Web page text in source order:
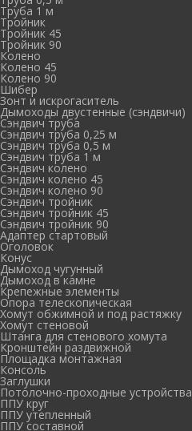
Труба 1 м
Тройник
Тройник 45
Тройник 90
Колено
Колено 45
Колено 90
Шибер
Зонт и искрогаситель
Дымоходы двустенные (сэндвичи)
Сэндвич труба
Сэндвич труба 0,25 м
Сэндвич труба 0,5 м
Сэндвич труба 1 м
Сэндвич колено
Сэндвич колено 45
Сэндвич колено 90
Сэндвич тройник
Сэндвич тройник 45
Сэндвич тройник 90
Адаптер стартовый
Оголовок
Конус
Дымоход чугунный
Дымоход в камне
Крепежные элементы
Опора телескопическая
Хомут обжимной и под растяжку
Хомут стеновой
Штанга для стенового хомута
Кронштейн раздвижной
Площадка монтажная
Консоль
Заглушки
Потолочно-проходные устройства
ППУ круг
ППУ утепленный
ППУ составной